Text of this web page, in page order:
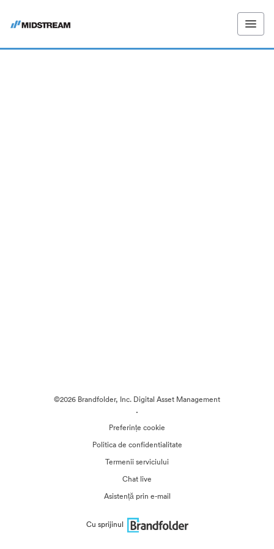
©2026 Brandfolder, Inc. Digital Asset Management
·
Preferințe cookie
Politica de confidentialitate
Termenii serviciului
Chat live
Asistență prin e-mail
Cu sprijinul